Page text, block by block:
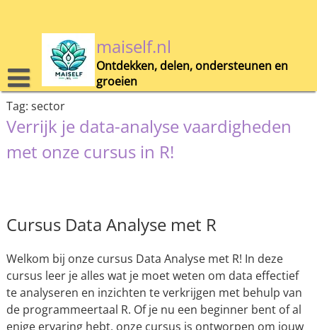
maiself.nl
Ontdekken, delen, ondersteunen en
groeien
Tag: sector
Verrijk je data-analyse vaardigheden
met onze cursus in R!
Cursus Data Analyse met R
Welkom bij onze cursus Data Analyse met R! In deze
cursus leer je alles wat je moet weten om data effectief
te analyseren en inzichten te verkrijgen met behulp van
de programmeertaal R. Of je nu een beginner bent of al
enige ervaring hebt, onze cursus is ontworpen om jouw